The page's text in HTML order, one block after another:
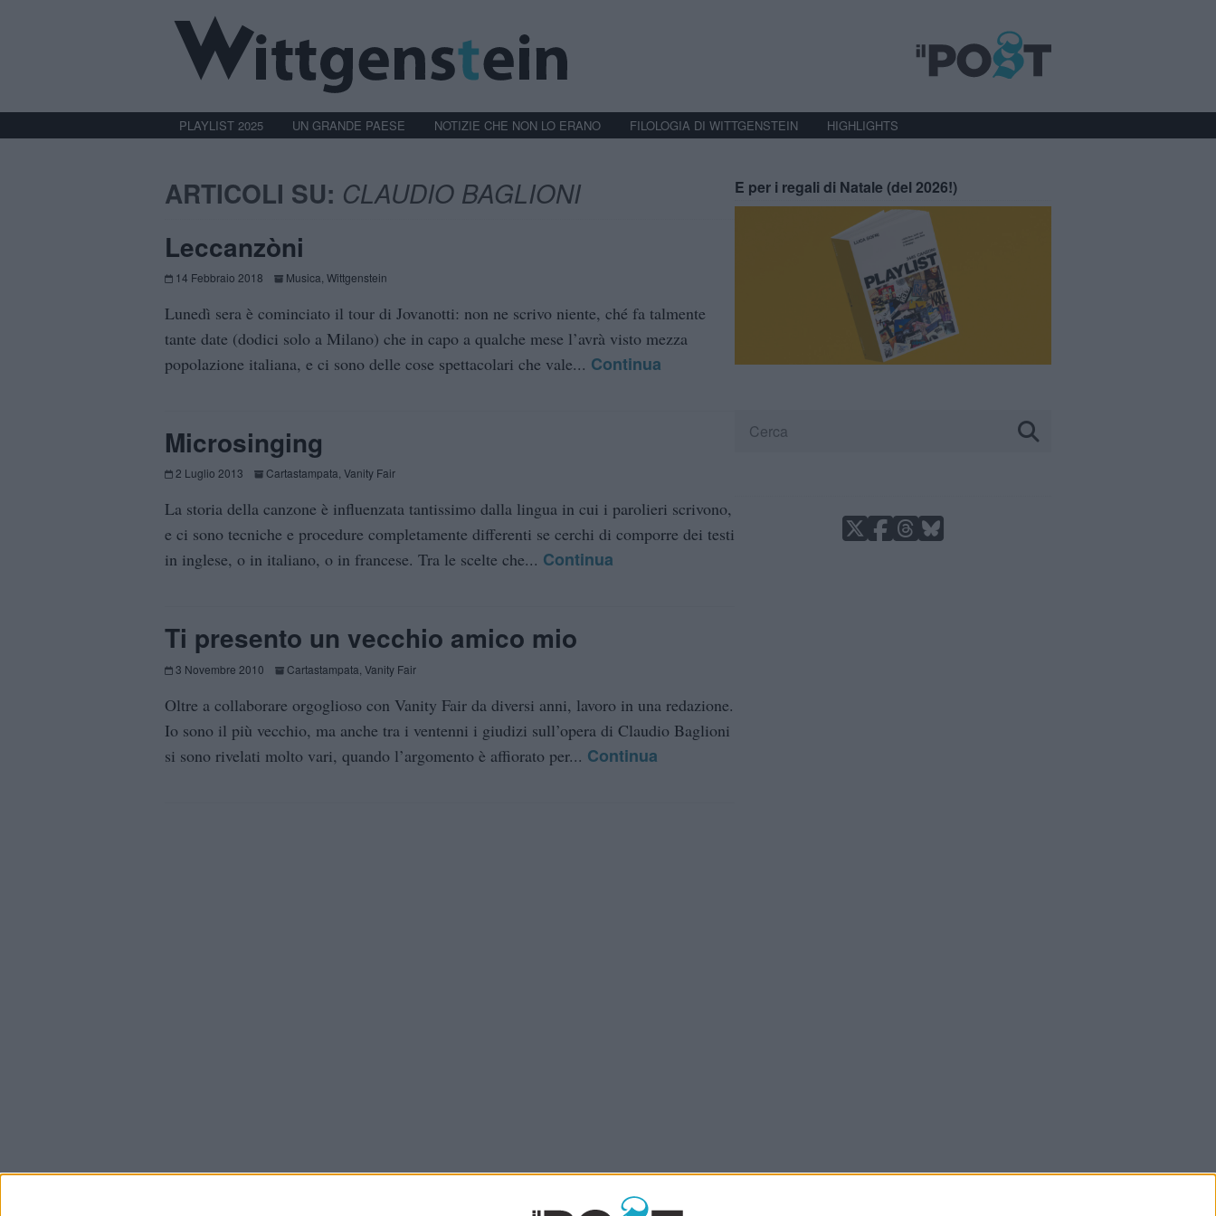
PLAYLIST 2025 UN GRANDE PAESE NOTIZIE CHE NON LO ERANO FILOLOGIA DI WITTGENSTEIN HIGHLIGHTS
ARTICOLI SU: CLAUDIO BAGLIONI
Leccanzòni
14 Febbraio 2018 Musica Wittgenstein
Lunedì sera è cominciato il tour di Jovanotti: non ne scrivo niente, ché fa talmente
tante date (dodici solo a Milano) che in capo a qualche mese l’avrà visto mezza
popolazione italiana, e ci sono delle cose spettacolari che vale... Continua
Microsinging
2 Luglio 2013 Cartastampata Vanity Fair
La storia della canzone è influenzata tantissimo dalla lingua in cui i parolieri scrivono,
e ci sono tecniche e procedure completamente differenti se cerchi di comporre dei testi
in inglese, o in italiano, o in francese. Tra le scelte che... Continua
Ti presento un vecchio amico mio
3 Novembre 2010 Cartastampata Vanity Fair
Oltre a collaborare orgoglioso con Vanity Fair da diversi anni, lavoro in una redazione.
Io sono il più vecchio, ma anche tra i ventenni i giudizi sull’opera di Claudio Baglioni
si sono rivelati molto vari, quando l’argomento è affiorato per... Continua
E per i regali di Natale (del 2026!)